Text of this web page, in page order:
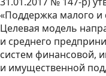
«Поддержка малого и
Целевая модель
и среднего
систем финансовой,
и имущественной